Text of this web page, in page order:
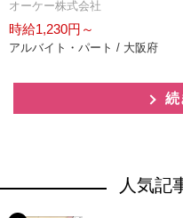
オーケー株式会社
時給1,230円～
アルバイト・パート / 大阪府
続
人気記